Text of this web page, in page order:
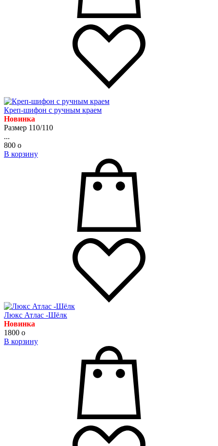
Креп-шифон с ручным краем
Новинка
Размер 110/110
...
800 o
В корзину
Люкс Атлас -Шёлк
Новинка
1800 o
В корзину